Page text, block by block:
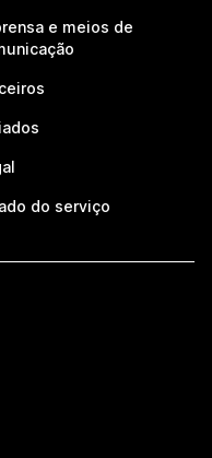
e meios de
do serviço